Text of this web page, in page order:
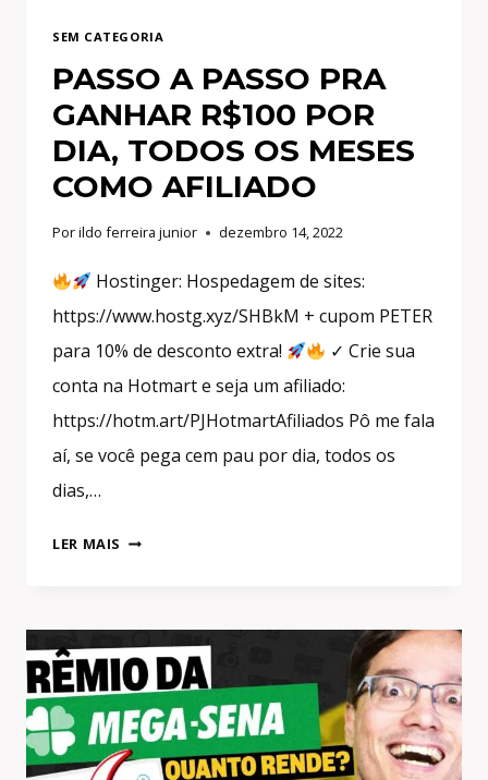
SEM CATEGORIA
PASSO A PASSO PRA
GANHAR R$100 POR
DIA, TODOS OS MESES
COMO AFILIADO
Porildo ferreira junior dezembro 14, 2022
Hostinger: Hospedagem de sites:
https://www.hostg.xyz/SHBkM + cupom PETER
para 10% de desconto extra!
✓ Crie sua
conta na Hotmart e seja um afiliado:
https://hotm.art/PJHotmartAfiliados Pô me fala
aí, se você pega cem pau por dia, todos os
dias,…
LER MAIS PASSO
GANHAR
R$100
POR
DIA,
TODOS